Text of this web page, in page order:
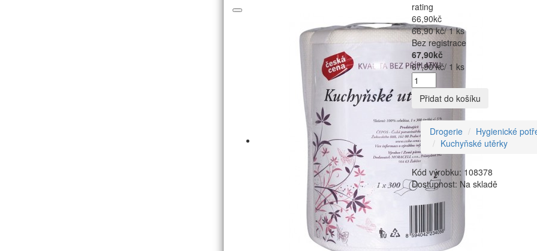
rating
66,90kč
66,90 kč/ 1 ks
Bez registrace
67,90kč
67,90 kč/ 1 ks
Přidat do košíku
Drogerie
Hygienické
Kuchyňské utěrky
Kód výrobku: 108378
Dostupnost: Na skladě